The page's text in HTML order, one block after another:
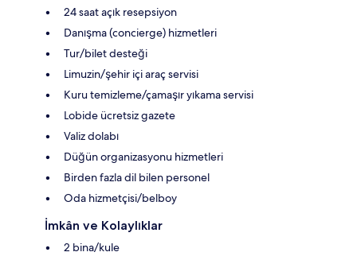
24 saat açık resepsiyon
Danışma (concierge) hizmetleri
Tur/bilet desteği
Limuzin/şehir içi araç servisi
Kuru temizleme/çamaşır yıkama servisi
Lobide ücretsiz gazete
Valiz dolabı
Düğün organizasyonu hizmetleri
Birden fazla dil bilen personel
Oda hizmetçisi/belboy
İmkân ve Kolaylıklar
2 bina/kule